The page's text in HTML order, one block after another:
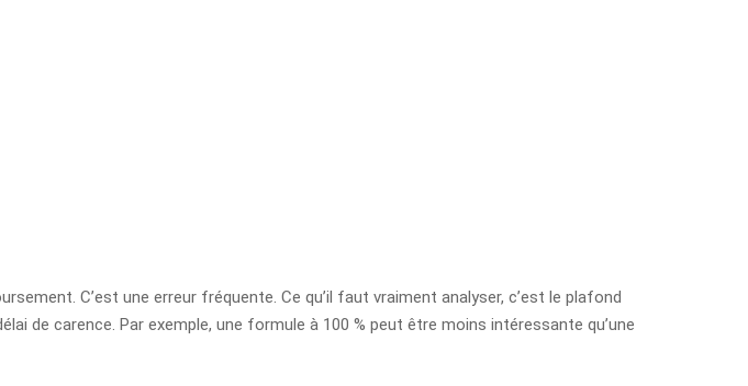
C’est une erreur fréquente. Ce qu’il faut vraiment analyser, c’est le plafond
de carence. Par exemple, une formule à 100 % peut être moins intéressante qu’une